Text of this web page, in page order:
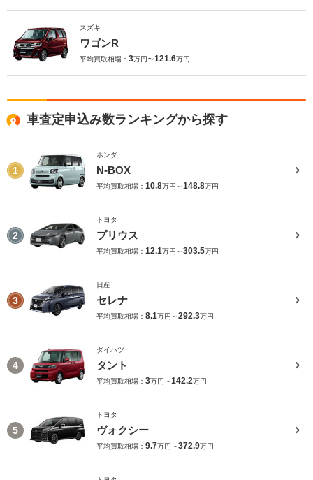
スズキ
ワゴンR
平均買取相場： 3万円〜121.6万円
車査定申込み数ランキングから探す
1
ホンダ
N-BOX
平均買取相場： 10.8万円～148.8万円
2
トヨタ
プリウス
平均買取相場： 12.1万円～303.5万円
3
日産
セレナ
平均買取相場： 8.1万円～292.3万円
4
ダイハツ
タント
平均買取相場： 3万円～142.2万円
5
トヨタ
ヴォクシー
平均買取相場： 9.7万円～372.9万円